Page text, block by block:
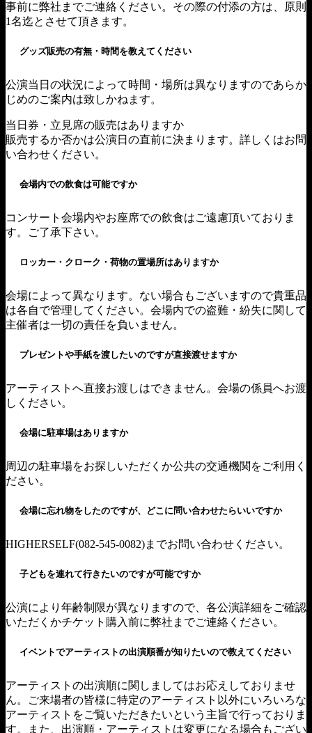
事前に弊社までご連絡ください。その際の付添の方は、原則
1名迄とさせて頂きます。
グッズ販売の有無・時間を教えてください
公演当日の状況によって時間・場所は異なりますのであらか
じめのご案内は致しかねます。
当日券・立見席の販売はありますか
販売するか否かは公演日の直前に決まります。詳しくはお問
い合わせください。
会場内での飲食は可能ですか
コンサート会場内やお座席での飲食はご遠慮頂いておりま
す。ご了承下さい。
ロッカー・クローク・荷物の置場所はありますか
会場によって異なります。ない場合もございますので貴重品
は各自で管理してください。会場内での盗難・紛失に関して
主催者は一切の責任を負いません。
プレゼントや手紙を渡したいのですが直接渡せますか
アーティストへ直接お渡しはできません。会場の係員へお渡
しください。
会場に駐車場はありますか
周辺の駐車場をお探しいただくか公共の交通機関をご利用く
ださい。
会場に忘れ物をしたのですが、どこに問い合わせたらいいですか
HIGHERSELF(082-545-0082)までお問い合わせください。
子どもを連れて行きたいのですが可能ですか
公演により年齢制限が異なりますので、各公演詳細をご確認
いただくかチケット購入前に弊社までご連絡ください。
イベントでアーティストの出演順番が知りたいので教えてください
アーティストの出演順に関しましてはお応えしておりませ
ん。ご来場者の皆様に特定のアーティスト以外にいろいろな
アーティストをご覧いただきたいという主旨で行っておりま
す。また、出演順・アーティストは変更になる場合もござい